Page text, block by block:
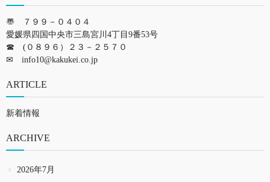
〠 ７９９－０４０４
愛媛県四国中央市三島宮川4丁目9番53号
☎ (０８９６）２３－２５７０
✉ info10@kakukei.co.jp
ARTICLE
新着情報
ARCHIVE
2026年7月